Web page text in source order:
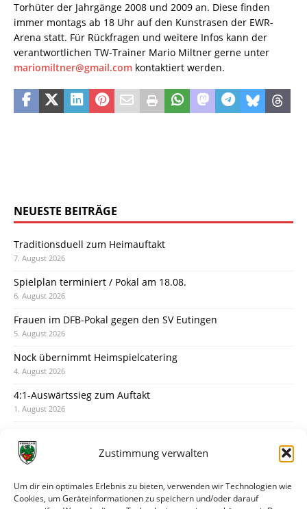
Zustimmung verwalten
Um dir ein optimales Erlebnis zu bieten, verwenden wir Technologien wie
Cookies, um Geräteinformationen zu speichern und/oder darauf
Torhüter der Jahrgänge 2008 und 2009 an. Diese finden
immer montags ab 18 Uhr auf den Kunstrasen der EWR-
Arena statt. Für Rückfragen und weitere Infos kann der
verantwortlichen TW-Trainer Mario Miltner gerne unter
mariomiltner@gmail.com kontaktiert werden.
NEUESTE BEITRÄGE
Traditionsduell zum Heimauftakt
7. August 2026
Spielplan terminiert / Pokal am 18.08.
6. August 2026
Frauen im DFB-Pokal gegen den SV Eutingen
5. August 2026
Nock übernimmt Heimspielcatering
4. August 2026
4:1-Auswärtssieg zum Auftakt
1. August 2026
31. Juli 2026
30. Juli 2026